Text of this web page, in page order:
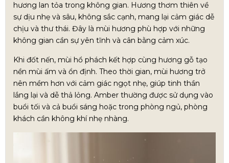
hương lan tỏa trong không gian. Hương thơm thiên về
sự dịu nhẹ và sâu, không sắc cạnh, mang lại cảm giác dễ
chịu và thư thái. Đây là mùi hương phù hợp với những
không gian cần sự yên tĩnh và cân bằng cảm xúc.
Khi đốt nến, mùi hổ phách kết hợp cùng hương gỗ tạo
nền mùi ấm và ổn định. Theo thời gian, mùi hương trở
nên mềm hơn với cảm giác ngọt nhẹ, giúp tinh thần
lắng lại và dễ thả lỏng. Amber thường được sử dụng vào
buổi tối và cả buổi sáng hoặc trong phòng ngủ, phòng
khách cần không khí nhẹ nhàng.